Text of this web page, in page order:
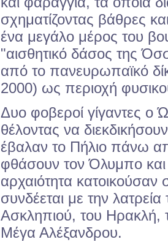
σχηματίζοντας βάθρες
ένα μεγάλο μέρος του
"αισθητικό δάσος της
από το πανευρωπαϊκό
2000) ως περιοχή
Δυο φοβεροί γίγαντες ο
θέλοντας να
έβαλαν το Πήλιο πάνω
φθάσουν τον Όλυμπο και
αρχαιότητα κατοικούσαν
συνδέεται με την
Ασκληπιού, του Ηρακλή,
Μέγα Αλέξανδρου.